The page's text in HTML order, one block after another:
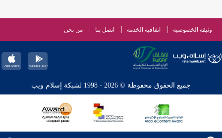
وثيقة الخصوصية اتفاقية الخدمة اتصل بنا من نحن
جميع الحقوق محفوظة © 2026 - 1998 لشبكة إسلام ويب